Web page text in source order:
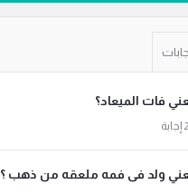
فات الميعاد؟
ولد فى فمه ملعقه من ذهب ؟